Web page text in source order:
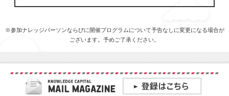
※参加ナレッジパーソンならびに開催プログラムについて予告なしに変更になる場合が
ございます。予めご了承ください。